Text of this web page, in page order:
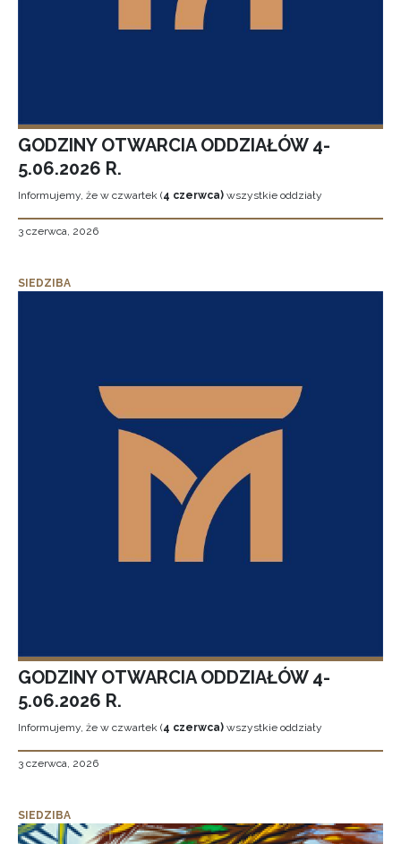
GODZINY OTWARCIA ODDZIAŁÓW 4-
5.06.2026 R.
Informujemy, że w czwartek (4 czerwca) wszystkie oddziały
3 czerwca, 2026
SIEDZIBA
GODZINY OTWARCIA ODDZIAŁÓW 4-
5.06.2026 R.
Informujemy, że w czwartek (4 czerwca) wszystkie oddziały
3 czerwca, 2026
SIEDZIBA